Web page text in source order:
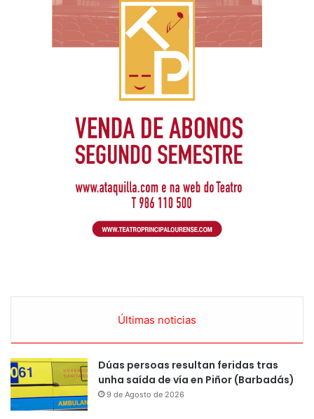
Últimas noticias
Dúas persoas resultan feridas tras
unha saída de vía en Piñor (Barbadás)
9 de Agosto de 2026